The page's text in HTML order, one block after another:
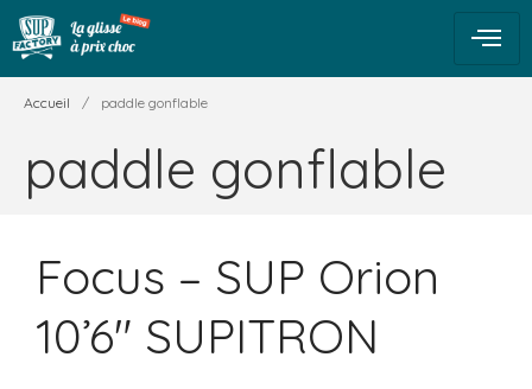
Accueil / paddle gonflable
paddle gonflable
Focus – SUP Orion
10’6″ SUPITRON